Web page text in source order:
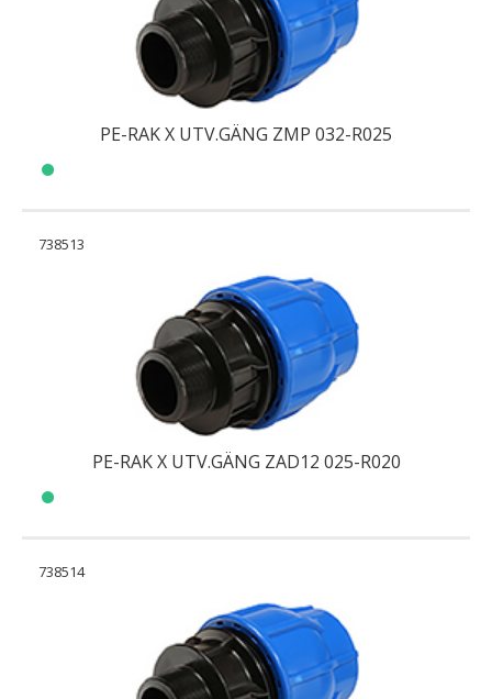
PE-RAK X UTV.GÄNG ZMP 032-R025
738513
PE-RAK X UTV.GÄNG ZAD12 025-R020
738514